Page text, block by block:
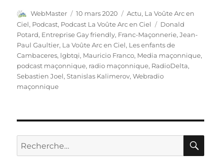
Auteur
WebMaster
Publié
le
10 mars 2020 Catégories
Actu, La Voûte Arc en
Ciel, Podcast, Podcast La Voûte Arc en Ciel Étiquettes
Donald
Potard, Entreprise Gay friendly, Franc-Maçonnerie,Jean-
Paul Gaultier, La Voûte Arc en Ciel, Les enfants de
Cambaceres, lgbtqi, Mauricio Franco, Media maçonnique,
podcast maçonnique, radio maçonnique, RadioDelta,
Sebastien Joel,Stanislas Kalimerov,Webradio
maçonnique
Recherche
pour :